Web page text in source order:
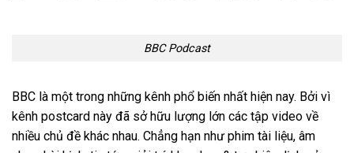
BBC Podcast
BBC là một trong những kênh phổ biến nhất hiện nay. Bởi vì
kênh postcard này đã sở hữu lượng lớn các tập video về
nhiều chủ đề khác nhau. Chẳng hạn như phim tài liệu, âm